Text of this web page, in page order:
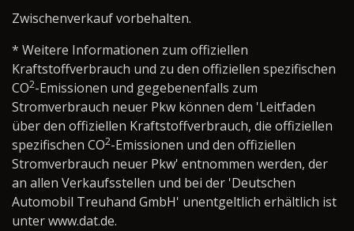
Zwischenverkauf vorbehalten.
* Weitere Informationen zum offiziellen
Kraftstoffverbrauch und zu den offiziellen spezifischen
CO2-Emissionen und gegebenenfalls zum
Stromverbrauch neuer Pkw können dem 'Leitfaden
über den offiziellen Kraftstoffverbrauch, die offiziellen
spezifischen CO2-Emissionen und den offiziellen
Stromverbrauch neuer Pkw' entnommen werden, der
an allen Verkaufsstellen und bei der 'Deutschen
Automobil Treuhand GmbH' unentgeltlich erhältlich ist
unter www.dat.de.